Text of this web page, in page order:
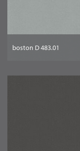
boston D 483.01